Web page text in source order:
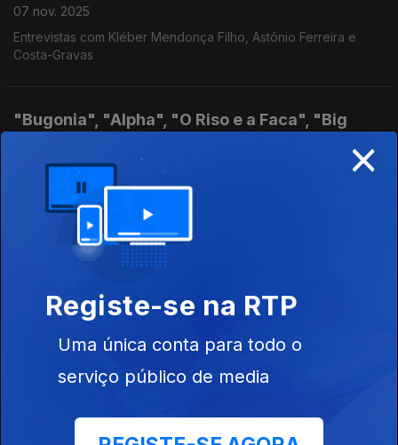
07 nov. 2025
Entrevistas com Kléber Mendonça Filho, Astónio Ferreira e
Costa-Gravas
"Bugonia", "Alpha", "O Riso e a Faca", "Big
30 out. 2025
Com Yorgos Lanthimos, Julia Ducournau, Cleo Diára, Fernanda
Polacow
Nowhere"
23 out. 2025
"As Aves", "Springsteen: Deliver Me From Nowhere", "O Velho
e a Espada" Entrevista com Pedro Magano e Fábio Powers
×
Registe-se na RTP
Uma única conta para todo o
serviço público de media